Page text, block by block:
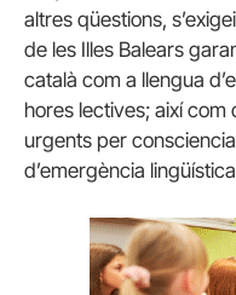
altres qüestions,
de les Illes Balears
català com a llengua
hores lectives; així
urgents per
d’emergència